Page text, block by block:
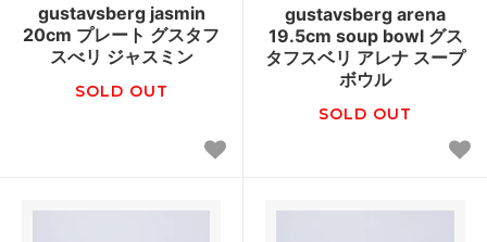
gustavsberg jasmin
20cm プレート グスタフ
スべリ ジャスミン
SOLD OUT
gustavsberg arena
19.5cm soup bowl グス
タフスベリ アレナ スープ
ボウル
SOLD OUT